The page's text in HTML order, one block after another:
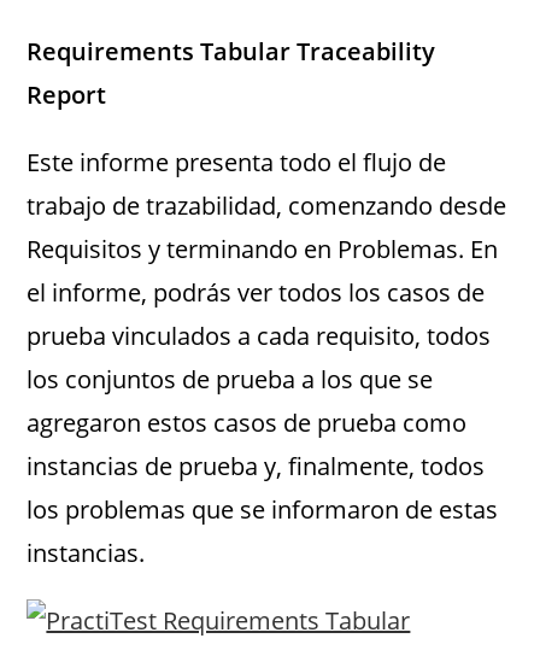
Requirements Tabular Traceability
Report
Este informe presenta todo el flujo de
trabajo de trazabilidad, comenzando desde
Requisitos y terminando en Problemas. En
el informe, podrás ver todos los casos de
prueba vinculados a cada requisito, todos
los conjuntos de prueba a los que se
agregaron estos casos de prueba como
instancias de prueba y, finalmente, todos
los problemas que se informaron de estas
instancias.